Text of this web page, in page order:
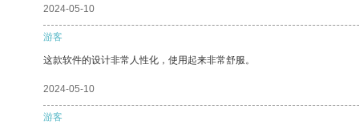
2024-05-10
游客
这款软件的设计非常人性化，使用起来非常舒服。
2024-05-10
游客